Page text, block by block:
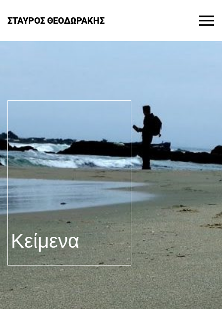
ΣΤΑΥΡΟΣ ΘΕΟΔΩΡΑΚΗΣ
Κείμενα